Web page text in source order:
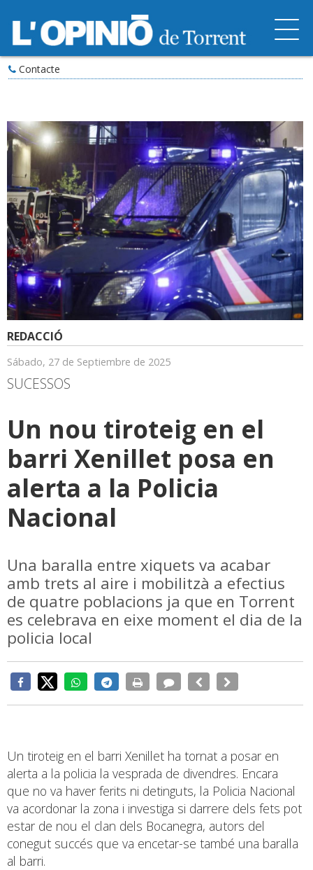
Contacte
REDACCIÓ
Sábado, 27 de Septiembre de 2025
SUCESSOS
Un nou tiroteig en el
barri Xenillet posa en
alerta a la Policia
Nacional
Una baralla entre xiquets va acabar
amb trets al aire i mobilitzà a efectius
de quatre poblacions ja que en Torrent
es celebrava en eixe moment el dia de la
policia local
Un tiroteig en el barri Xenillet ha tornat a posar en
alerta a la policia la vesprada de divendres. Encara
que no va haver ferits ni detinguts, la Policia Nacional
va acordonar la zona i investiga si darrere dels fets pot
estar de nou el clan dels Bocanegra, autors del
conegut succés que va encetar-se també una baralla
al barri.